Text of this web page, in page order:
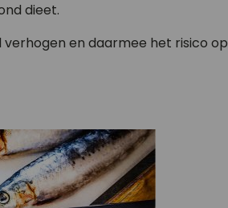
dieet.
en daarmee het risico op